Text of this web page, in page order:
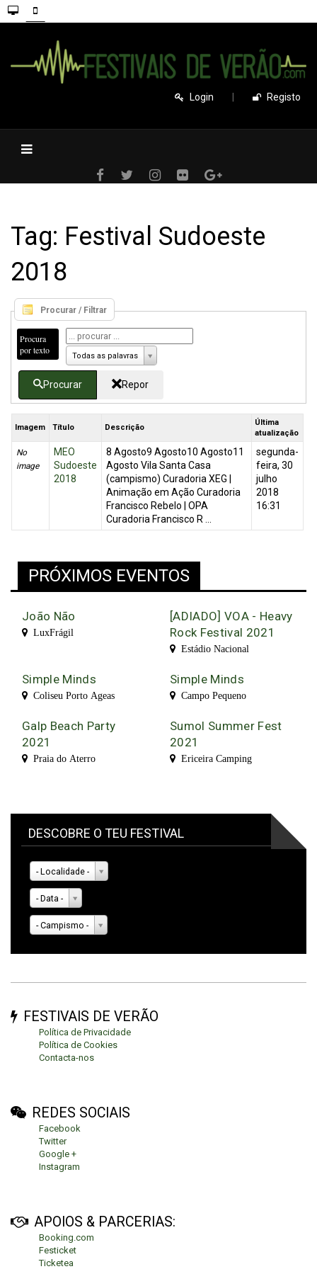
Login Registo
Tag: Festival Sudoeste
2018
Procurar / Filtrar
Procura
por texto
Todas as palavras
Procurar Repor
Imagem Título Descrição
Última
atualização
No
image
MEO
Sudoeste
2018
8 Agosto9 Agosto10 Agosto11
Agosto Vila Santa Casa
(campismo) Curadoria XEG |
Animação em Ação Curadoria
Francisco Rebelo | OPA
Curadoria Francisco R ...
segunda-
feira, 30
julho
2018
16:31
PRÓXIMOS EVENTOS
João Não
LuxFrágil
[ADIADO] VOA - Heavy
Rock Festival 2021
Estádio Nacional
Simple Minds
Coliseu Porto Ageas
Simple Minds
Campo Pequeno
Galp Beach Party
2021
Praia do Aterro
Sumol Summer Fest
2021
Ericeira Camping
DESCOBRE O TEU FESTIVAL
- Localidade -
- Data -
- Campismo -
FESTIVAIS DE VERÃO
Política de Privacidade
Política de Cookies
Contacta-nos
REDES SOCIAIS
Facebook
Twitter
Google +
Instagram
APOIOS & PARCERIAS:
Booking.com
Festicket
Ticketea